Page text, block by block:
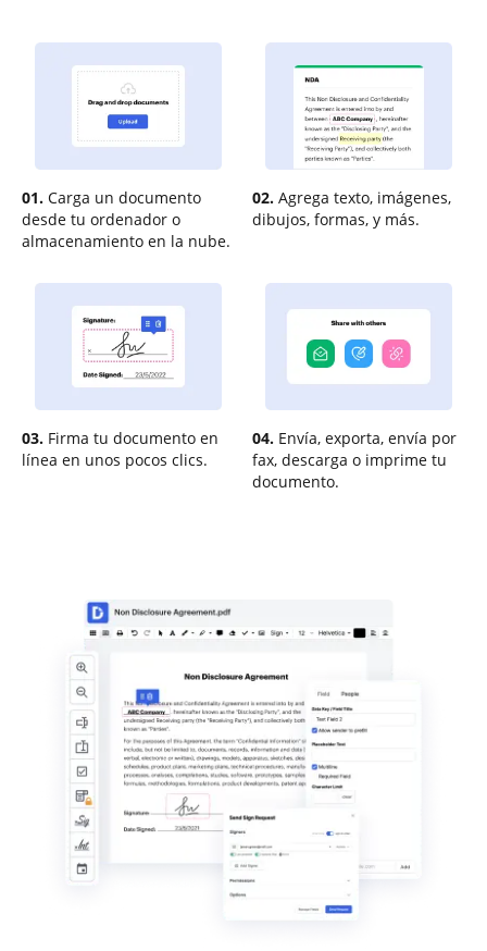
01. Carga un documento
desde tu ordenador o
almacenamiento en la nube.
02. Agrega texto, imágenes,
dibujos, formas, y más.
03. Firma tu documento en
línea en unos pocos clics.
04. Envía, exporta, envía por
fax, descarga o imprime tu
documento.